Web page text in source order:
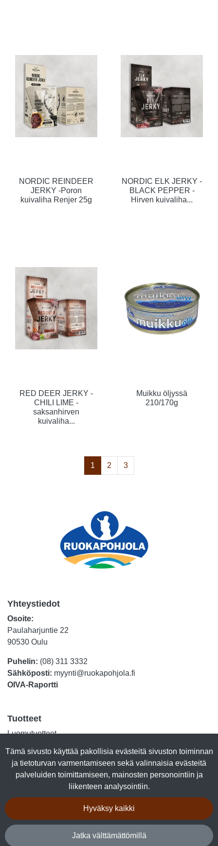
Tämä sivusto käyttää pakollisia evästeitä sivuston toiminnan
ja tietoturvan varmentamiseen sekä valinnaisia evästeitä
palveluiden toimittamiseen, mainosten personointiin ja
liikenteen analysointiin.
Hyväksy kaikki
Jatka välttämättömillä
NORDIC REINDEER
JERKY -Poron
kuivaliha Renjer 25g
NORDIC ELK JERKY -
BLACK PEPPER -
Hirven kuivaliha...
RED DEER JERKY -
CHILI LIME -
saksanhirven
kuivaliha...
Muikku öljyssä
210/170g
1 2 3
Yhteystiedot
Osoite:
Paulaharjuntie 22
90530 Oulu
Puhelin: (08) 311 3332
Sähköposti: myynti@ruokapohjola.fi
OIVA-Raportti
Tuotteet
Luomutuotteet
Kalasäilykkeet
Marjajalosteet
Talkkuna & Hunaja
Kuivalihat
Tuotepaketit
Seuraa sosiaalisessa mediassa